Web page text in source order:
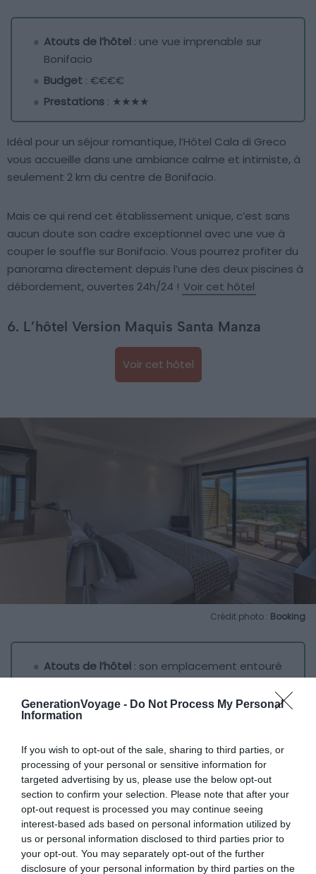
GenerationVoyage - Do Not Process My Personal
Information
If you wish to opt-out of the sale, sharing to third parties, or
processing of your personal or sensitive information for
targeted advertising by us, please use the below opt-out
section to confirm your selection. Please note that after your
opt-out request is processed you may continue seeing
interest-based ads based on personal information utilized by
us or personal information disclosed to third parties prior to
your opt-out. You may separately opt-out of the further
disclosure of your personal information by third parties on the
Atouts de l’hôtel : une vue imprenable sur
Bonifacio
Budget : €€€€
Prestations : ★★★★
Idéal pour un séjour romantique, l’Hôtel Cala di Greco
vous accueille dans une ambiance calme et intimiste, à
seulement 2 km du centre de Bonifacio.
Mais ce qui rend cet établissement unique, c’est sans
aucun doute son cadre exceptionnel avec une vue à
couper le souffle sur Bonifacio. Vous pourrez profiter du
panorama directement depuis l’une des deux piscines à
débordement, ouvertes 24h/24 ! Voir cet hôtel
6. L’hôtel Version Maquis Santa Manza
Voir cet hôtel
Crédit photo : Booking
Atouts de l’hôtel : son emplacement entouré
Budget: €€€€
Situé dans la campagne de Bonifacio, l’Hôtel Version
Maquis est un établissement d’exception qui vous fait la
promesse de passer un séjour des plus reposants. Un
emplacement hors de la ville qui offre également un
cadre magique, entouré de maquis avec une vue sur la
baie de Santa Manza.